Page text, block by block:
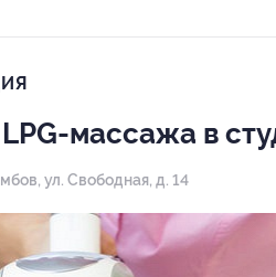
массажа в
ул. Свободная, д. 14